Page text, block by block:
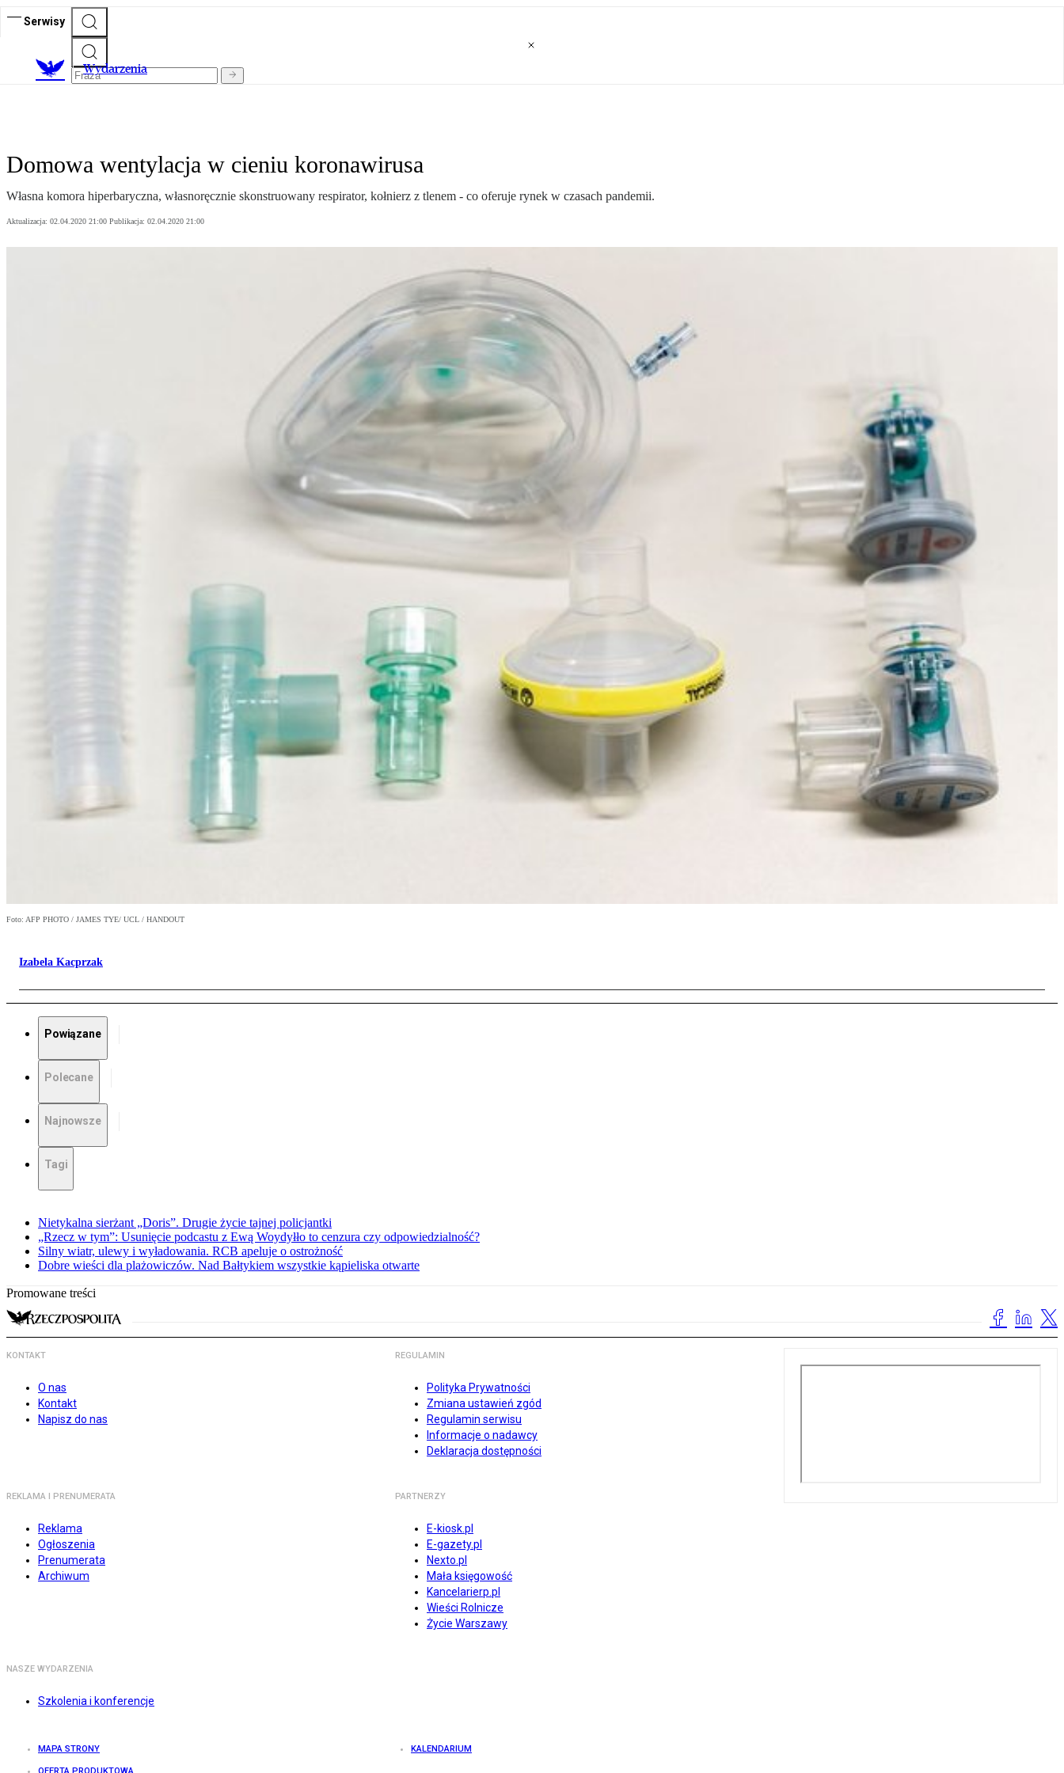
Serwisy
Wydarzenia
Domowa wentylacja w cieniu koronawirusa
Własna komora hiperbaryczna, własnoręcznie skonstruowany respirator, kołnierz z tlenem - co oferuje rynek w czasach pandemii.
Aktualizacja: 02.04.2020 21:00 Publikacja: 02.04.2020 21:00
Foto: AFP PHOTO / JAMES TYE/ UCL / HANDOUT
Izabela Kacprzak
Powiązane
Polecane
Najnowsze
Tagi
Nietykalna sierżant „Doris”. Drugie życie tajnej policjantki
„Rzecz w tym”: Usunięcie podcastu z Ewą Woydyłło to cenzura czy odpowiedzialność?
Silny wiatr, ulewy i wyładowania. RCB apeluje o ostrożność
Dobre wieści dla plażowiczów. Nad Bałtykiem wszystkie kąpieliska otwarte
Promowane treści
KONTAKT
O nas
Kontakt
Napisz do nas
REGULAMIN
Polityka Prywatności
Zmiana ustawień zgód
Regulamin serwisu
Informacje o nadawcy
Deklaracja dostępności
REKLAMA I PRENUMERATA
Reklama
Ogłoszenia
Prenumerata
Archiwum
PARTNERZY
E-kiosk.pl
E-gazety.pl
Nexto.pl
Mała księgowość
Kancelarierp.pl
Wieści Rolnicze
Życie Warszawy
NASZE WYDARZENIA
Szkolenia i konferencje
MAPA STRONY KALENDARIUM